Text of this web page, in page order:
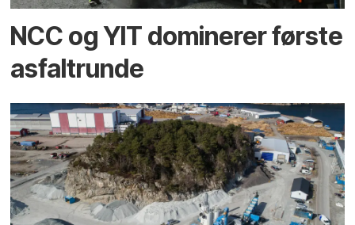
NCC og YIT dominerer første
asfaltrunde